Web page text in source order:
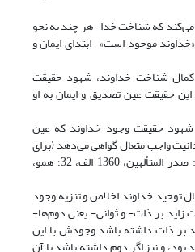
می‌کند که شناخت خدا- هر چند به نحو
موجود است»- ابتدای ایمان و
کمال شناخت خداوند، شهود حقیقت
حقیقت عین تصدیق و ایمان به او
شهود حقیقت وجود خداوند که عین
واجب متعال گواهی می‌دهد (برای
مطالعه بیشتر در این باره ر. ک: صدر المتألهین، 1360 الف، 32؛ همو،
توحید خداوند اخلاص و تنزیه وجود
زاید بر ذات- و ثوانی- یعنی دوم‌ها-
بر ذات داشته باشد وجودش با این
و نیز اگر دوم داشته‌ باشد با آن